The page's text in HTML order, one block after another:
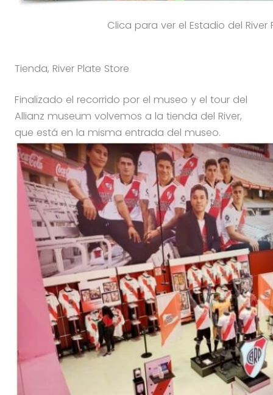
Clica para ver el Estadio del
Tienda, River Plate Store
Finalizado el recorrido por el museo y el tour del
Allianz museum volvemos a la tienda del River,
que está en la misma entrada del museo.